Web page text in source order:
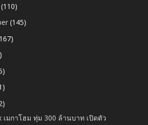
(110)
(145)
เมกาโฮม ทุ่ม 300 ล้านบาท เปิดตัว